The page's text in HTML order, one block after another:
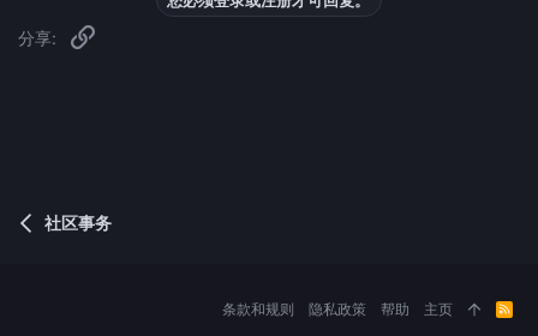
根据目标距离自身的距离进行动作切换
HNuncle
分享: 链接
社区事务
条款和规则 隐私政策 帮助 主页
R